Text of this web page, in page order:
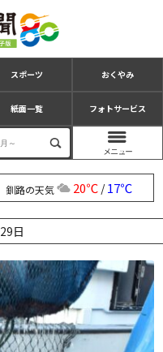
スポーツ おくやみ
紙面一覧 フォトサービス
釧路の天気 20℃/17℃
29日